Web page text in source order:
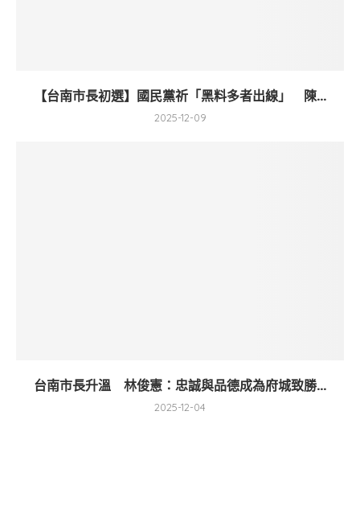
【台南市長初選】國民黨祈「黑料多者出線」 陳...
2025-12-09
台南市長升溫 林俊憲：忠誠與品德成為府城致勝...
2025-12-04